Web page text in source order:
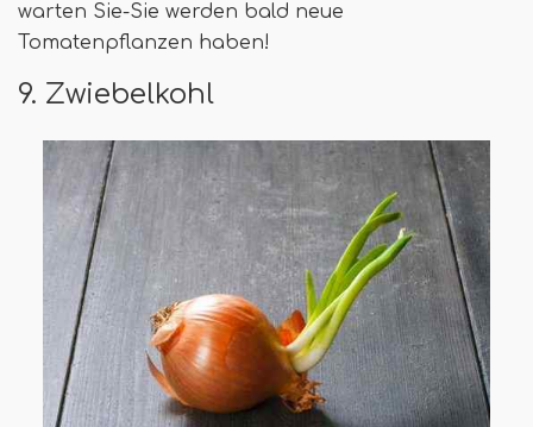
warten Sie-Sie werden bald neue
Tomatenpflanzen haben!
9. Zwiebelkohl